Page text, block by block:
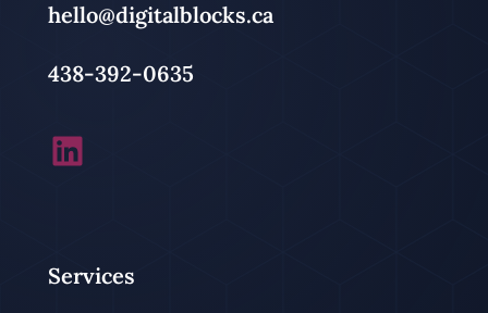
hello@digitalblocks.ca
438-392-0635
LinkedIn
Services